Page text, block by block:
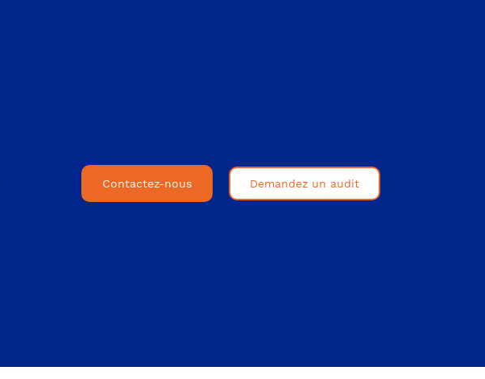
Contactez-nous Demandez un audit